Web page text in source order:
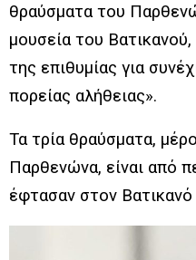
θραύσματα του
μουσεία του
της επιθυμίας για
πορείας αλήθειας».
Τα τρία θραύσματα,
Παρθενώνα, είναι από
έφτασαν στον